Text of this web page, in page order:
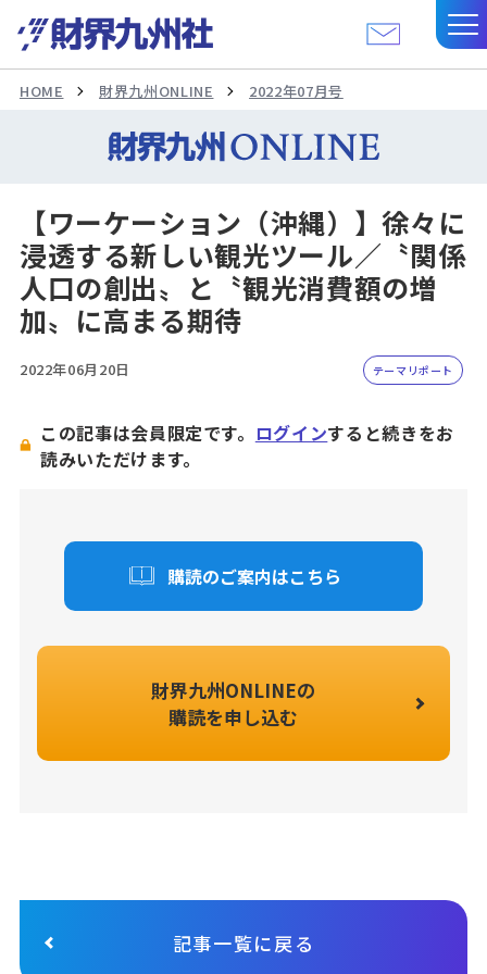
HOME 財界九州ONLINE 2022年07月号
【ワーケーション（沖縄）】徐々に
浸透する新しい観光ツール／〝関係
人口の創出〟と〝観光消費額の増
加〟に高まる期待
2022年06月20日 テーマリポート
この記事は会員限定です。 ログインすると続きをお
読みいただけます。
購読のご案内はこちら
財界九州ONLINEの
購読を申し込む
記事一覧に戻る